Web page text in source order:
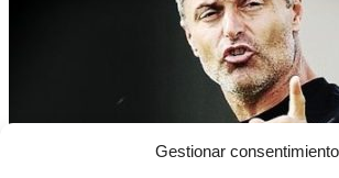
Gestionar consentimiento